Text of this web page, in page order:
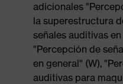
adicionales
la superestructura
señales auditivas
"Percepción de
en general" (W),
auditivas para